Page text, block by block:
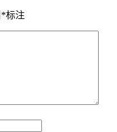
*标注